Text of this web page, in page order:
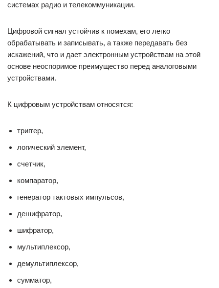
системах радио и телекоммуникации.
Цифровой сигнал устойчив к помехам, его легко
обрабатывать и записывать, а также передавать без
искажений, что и дает электронным устройствам на этой
основе неоспоримое преимущество перед аналоговыми
устройствами.
К цифровым устройствам относятся:
триггер,
логический элемент,
счетчик,
компаратор,
генератор тактовых импульсов,
дешифратор,
шифратор,
мультиплексор,
демультиплексор,
сумматор,